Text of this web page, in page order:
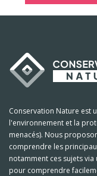
Conservation Nature est
l'environnement et la
menacés). Nous
comprendre les
notamment ces sujets
pour comprendre